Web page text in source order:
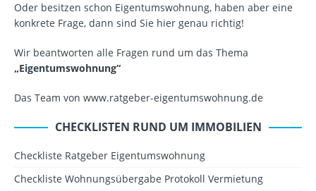
Oder besitzen schon Eigentumswohnung, haben aber eine
konkrete Frage, dann sind Sie hier genau richtig!
Wir beantworten alle Fragen rund um das Thema
„Eigentumswohnung“
Das Team von www.ratgeber-eigentumswohnung.de
CHECKLISTEN RUND UM IMMOBILIEN
Checkliste Ratgeber Eigentumswohnung
Checkliste Wohnungsübergabe Protokoll Vermietung